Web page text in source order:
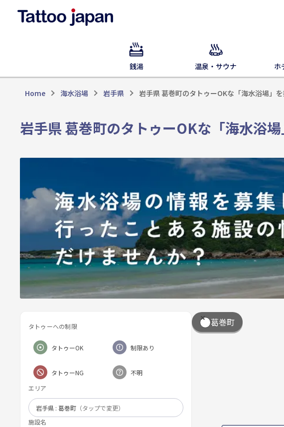
銭湯 温泉・サウナ ホ
Home 海水浴場 岩手県 岩手県 葛巻町のタトゥーOKな「海水浴場」
岩手県 葛巻町のタトゥーOKな「海水浴
タトゥーへの制限
タトゥーOK 制限あり
タトゥーNG
不明
エリア
岩手県 : 葛巻町 （タップで変更）
施設名
葛巻町